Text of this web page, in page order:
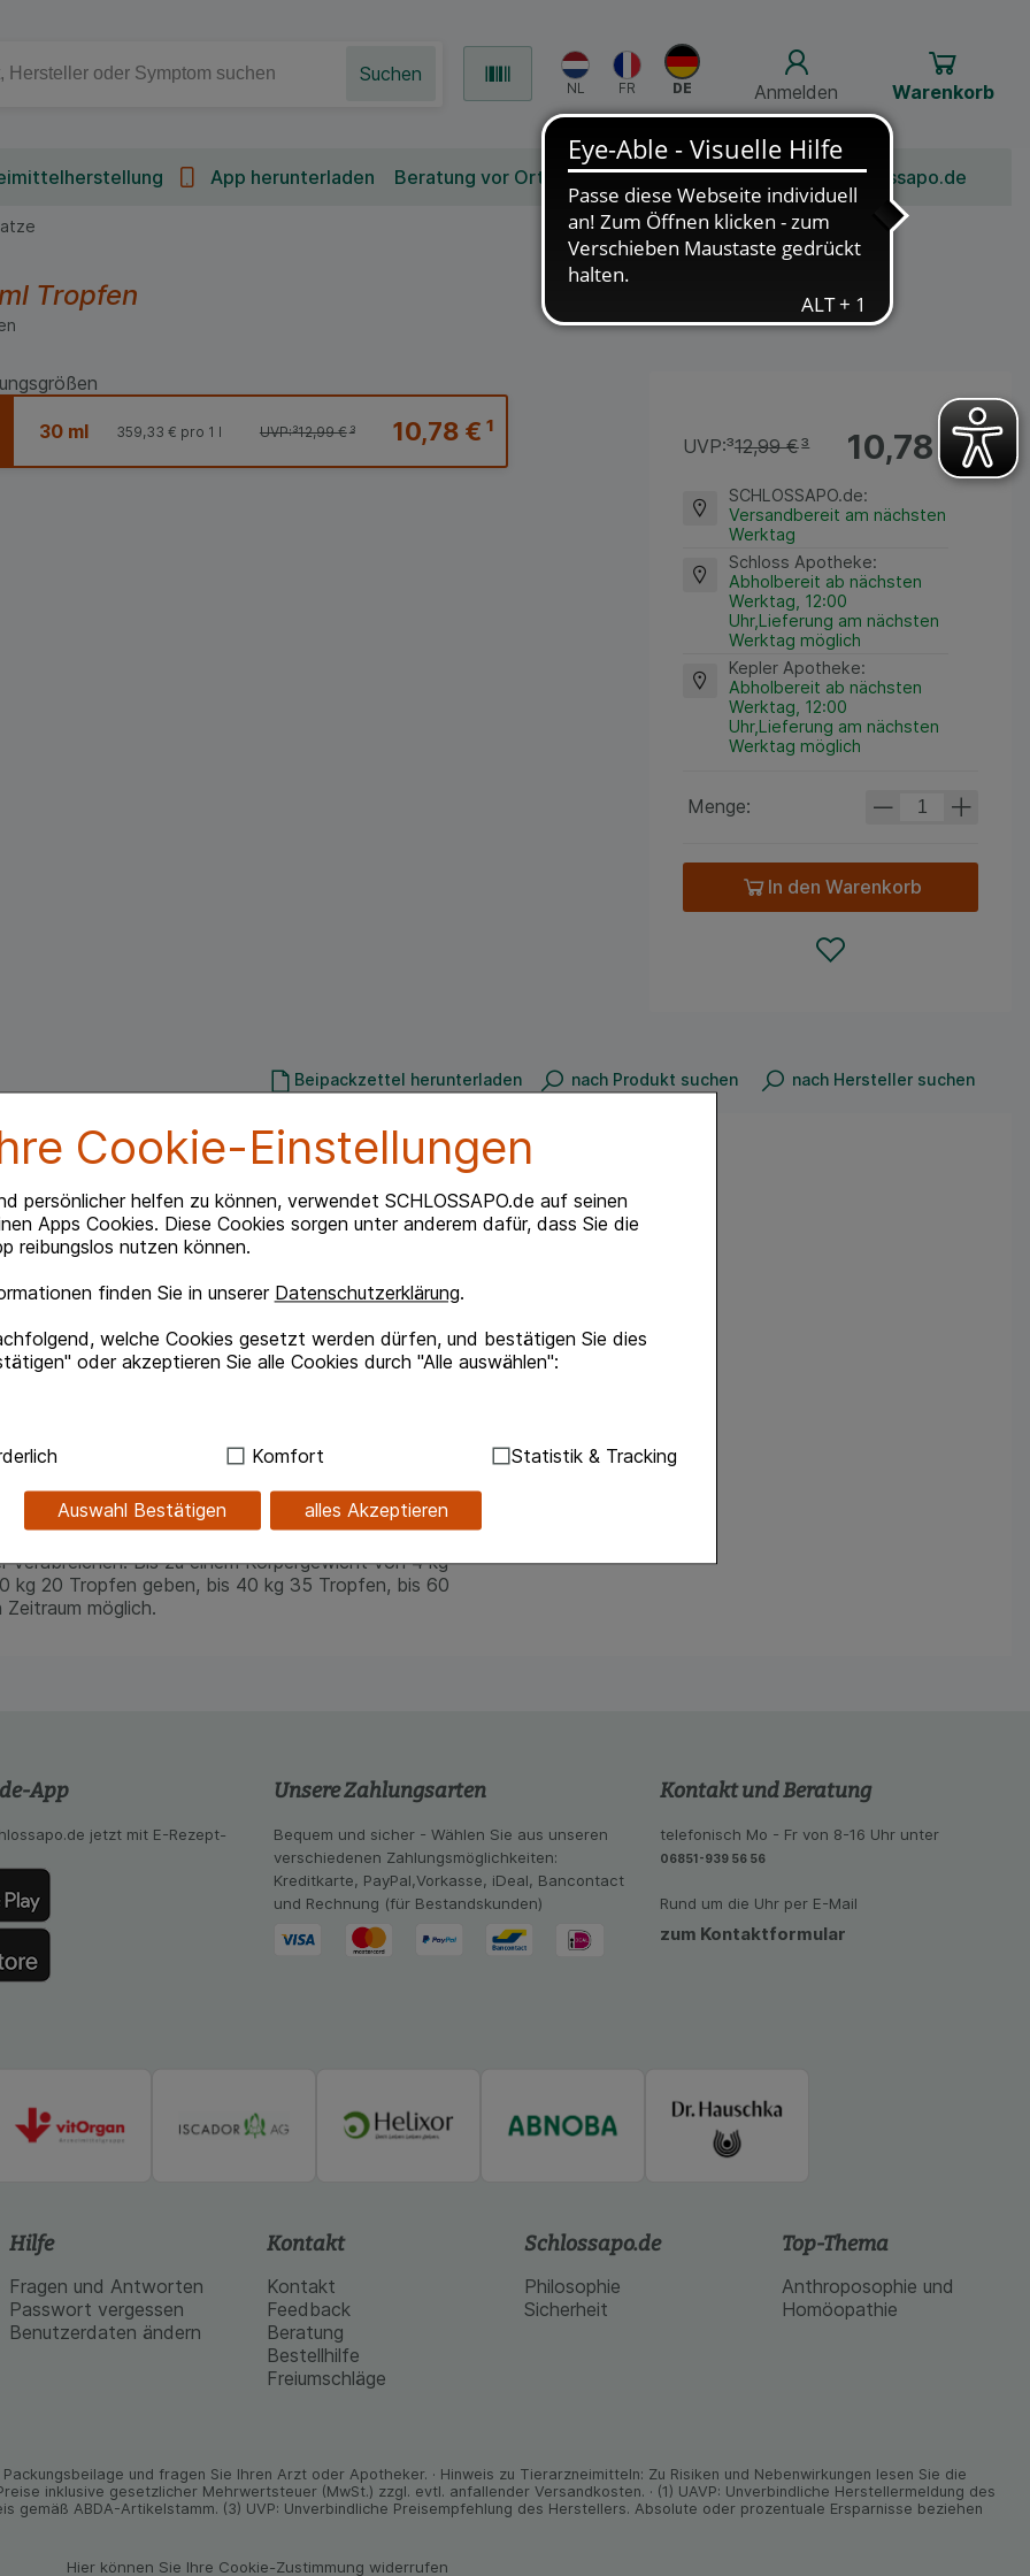
Cookie-Einstellungen
persönlicher helfen zu können, verwendet SCHLOSSAPO.de auf seinen
Apps Cookies. Diese Cookies sorgen unter anderem dafür, dass Sie die
reibungslos nutzen können.
finden Sie in unserer Datenschutzerklärung.
welche Cookies gesetzt werden dürfen, und bestätigen Sie dies
oder akzeptieren Sie alle Cookies durch "Alle auswählen":
Hierbei handelt es sich um Cookies, die für die Grundfunktionen unserer
für die Wiedererkennung des Besuchers oder unsere Seite an bevorzugte
Spracheinstellung) anzupassen. Komfort-Cookies ermöglichen es uns auch
zugeschrittene Inhalte anzuzeigen und unser Partnerprogramm zu betreiben.
Komfort Statistik & Tracking
Auswahl Bestätigen alles Akzeptieren
Anmelden Warenkorb
Suchen
App herunterladen Beratung vor Ort Bonusprogramm Jobs Über Schlossapo.de
Tropfen
30 ml 10,78 €¹
UVP:³12,99 €³
359,33 € pro 1 l 10,78 €¹
UVP:³12,99 €³
SCHLOSSAPO.de:
Versandbereit am nächsten
Werktag
Schloss Apotheke:
Abholbereit ab nächsten
Werktag, 12:00
Uhr,Lieferung am nächsten
Werktag möglich
Kepler Apotheke:
Abholbereit ab nächsten
Werktag, 12:00
Uhr,Lieferung am nächsten
Werktag möglich
Menge:
In den Warenkorb
Beipackzettel herunterladen nach Produkt suchen nach Hersteller suchen
ungestörte Nierenfunktion.
zu wenig. Dadurch verringert sich die
können Nierenschäden entstehen. PHA
Schachtelhalmkraut und Wacholderbeeren.
und Hunden.
0,5 %; Feuchte 81,0 %.
Birkenblätter, Natriumchlorid,
Bis zu einem Körpergewicht von 4 kg
kg 20 Tropfen geben, bis 40 kg 35 Tropfen, bis 60
möglich.
App
jetzt mit E-Rezept-
Unsere Zahlungsarten
Bequem und sicher - Wählen Sie aus unseren
verschiedenen Zahlungsmöglichkeiten:
Kreditkarte, PayPal,Vorkasse, iDeal, Bancontact
und Rechnung (für Bestandskunden)
Kontakt und Beratung
telefonisch Mo - Fr von 8-16 Uhr unter
06851-939 56 56
Rund um die Uhr per E-Mail
zum Kontaktformular
Hilfe
Fragen und Antworten
Passwort vergessen
Benutzerdaten ändern
Kontakt
Kontakt
Feedback
Beratung
Bestellhilfe
Freiumschläge
Schlossapo.de
Philosophie
Sicherheit
Top-Thema
Anthroposophie und
Homöopathie
und fragen Sie Ihren Arzt oder Apo­theker. · Hinweis zu Tier­arz­nei­mitteln: Zu Risiken und Neben­wirkungen lesen Sie die
inklusive gesetz­licher Mehrwertsteuer (MwSt.) zzgl. evtl. anfallender Versand­kosten. · (1) UAVP: Unverbindliche Herstellermeldung des
ABDA-Artikelstamm. (3) UVP: Unverbindliche Preisempfehlung des Herstellers. Absolute oder prozentuale Ersparnisse beziehen
Hier können Sie Ihre Cookie-Zustimmung widerrufen